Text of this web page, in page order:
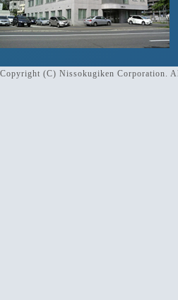
Copyright (C) Nissokugiken Corporation.